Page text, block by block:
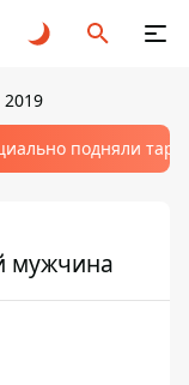
подняли
мужчина